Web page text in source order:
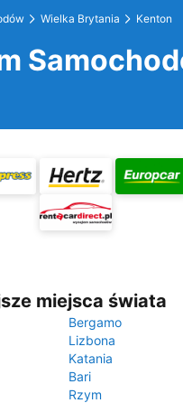
Wielka Brytania Kenton
miejsca świata
Bergamo
Lizbona
Katania
Bari
Rzym